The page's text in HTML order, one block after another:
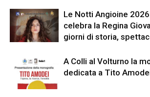
Le Notti Angioine
celebra la Regina
giorni di storia,
A Colli al Volturno la
dedicata a Tito